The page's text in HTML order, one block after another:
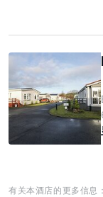
有关本酒店的更多信息：